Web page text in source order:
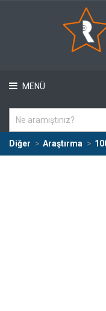
MENÜ
Diğer Araştırma